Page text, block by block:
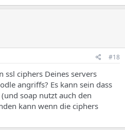
#18
ssl ciphers Deines servers
angriffs? Es kann sein dass
soap nutzt auch den
kann wenn die ciphers